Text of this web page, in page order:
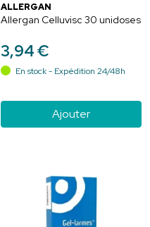
ALLERGAN
Allergan Celluvisc 30 unidoses
3,94€
En stock - Expédition 24/48h
Ajouter